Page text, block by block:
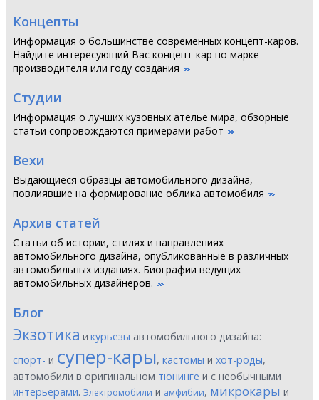
Концепты
Информация о большинстве современных концепт-каров.
Найдите интересующий Вас концепт-кар по марке
производителя или году создания
Студии
Информация о лучших кузовных ателье мира, обзорные
статьи сопровождаются примерами работ
Вехи
Выдающиеся образцы автомобильного дизайна,
повлиявшие на формирование облика автомобиля
Архив статей
Статьи об истории, стилях и направлениях
автомобильного дизайна, опубликованные в различных
автомобильных изданиях. Биографии ведущих
автомобильных дизайнеров.
Блог
Экзотика и курьезы автомобильного дизайна:
спорт- и супер-кары, кастомы и хот-роды,
автомобили в оригинальном тюнинге и с необычными
интерьерами. Электромобили и амфибии, микрокары и